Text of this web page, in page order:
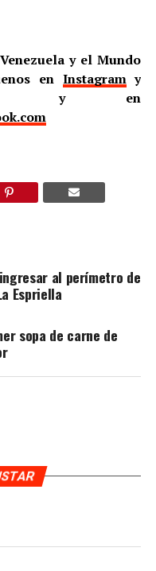
y el Mundo
en Instagramy
en
al perímetro de
Espriella
sopa de carne de